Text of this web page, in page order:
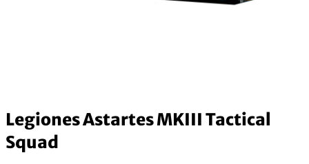
Legiones Astartes MKIII Tactical
Squad